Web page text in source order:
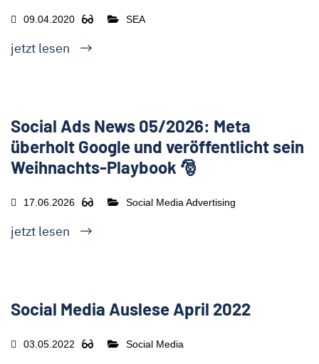
09.04.2020 SEA
jetzt lesen
Social Ads News 05/2026: Meta
überholt Google und veröffentlicht sein
Weihnachts-Playbook 🎅
17.06.2026 Social Media Advertising
jetzt lesen
Social Media Auslese April 2022
03.05.2022 Social Media